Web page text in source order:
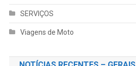
SERVIÇOS
Viagens de Moto